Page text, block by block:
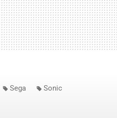
Sega Sonic